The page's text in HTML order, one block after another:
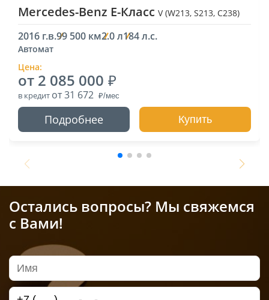
Mercedes-Benz E-Класс V (W213, S213, C238)
2016 г.в.99 500 км2.0 л184 л.с.
Автомат
Цена:
от 2 085 000
в кредит от 31 672
Подробнее Купить
Остались вопросы? Мы свяжемся
с Вами!